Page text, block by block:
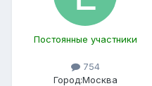
Постоянные участники
754
Город:Москва